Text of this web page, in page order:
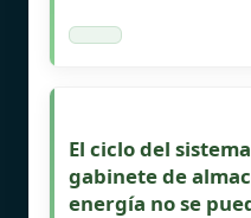
El ciclo del
gabinete de
energía no se